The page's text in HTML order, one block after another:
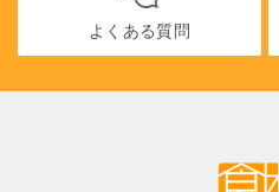
よくある質問